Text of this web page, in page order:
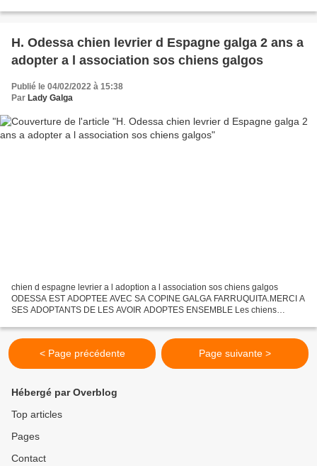
H. Odessa chien levrier d Espagne galga 2 ans a
adopter a l association sos chiens galgos
Publié le 04/02/2022 à 15:38
Par Lady Galga
chien d espagne levrier a l adoption a l association sos chiens galgos
ODESSA EST ADOPTEE AVEC SA COPINE GALGA FARRUQUITA.MERCI A
SES ADOPTANTS DE LES AVOIR ADOPTES ENSEMBLE Les chiens
< Page précédente Page suivante >
Hébergé par Overblog
Top articles
Pages
Contact